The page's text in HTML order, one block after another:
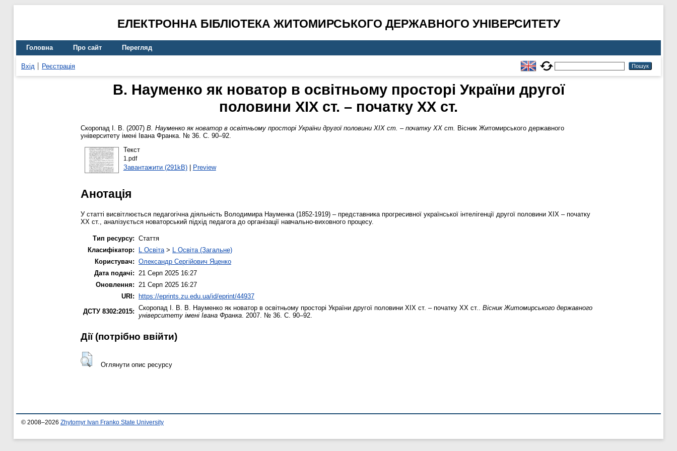
ЕЛЕКТРОННА БІБЛІОТЕКА ЖИТОМИРСЬКОГО ДЕРЖАВНОГО УНІВЕРСИТЕТУ
Головна Про сайт Перегляд
Вхід Реєстрація
В. Науменко як новатор в освітньому просторі України другої
половини ХІХ ст. – початку ХХ ст.
Скоропад І. В. (2007) В. Науменко як новатор в освітньому просторі України другої половини ХІХ ст. – початку ХХ ст. Вісник Житомирського державного
університету імені Івана Франка. № 36. С. 90–92.
Текст
1.pdf
Завантажити (291kB)| Preview
Анотація
У статті висвітлюється педагогічна діяльність Володимира Науменка (1852-1919) – представника прогресивної української інтелігенції другої половини ХІХ – початку
ХХ ст., аналізується новаторський підхід педагога до організації навчально-виховного процесу.
Тип ресурсу: Стаття
Класифікатор:
L Освіта > L Освіта (Загальне)
Користувач: Олександр Сергійович Яценко
Дата подачі:
21 Серп 2025 16:27
Оновлення:
21 Серп 2025 16:27
URI: https://eprints.zu.edu.ua/id/eprint/44937
ДСТУ 8302:2015: Скоропад І. В. В. Науменко як новатор в освітньому просторі України другої половини ХІХ ст. – початку ХХ ст.. Вісник Житомирського державного
університету імені Івана Франка . 2007. № 36. С. 90–92.
Дії ​​(потрібно ввійти)
Оглянути опис ресурсу
© 2008–2026 Zhytomyr Ivan Franko State University